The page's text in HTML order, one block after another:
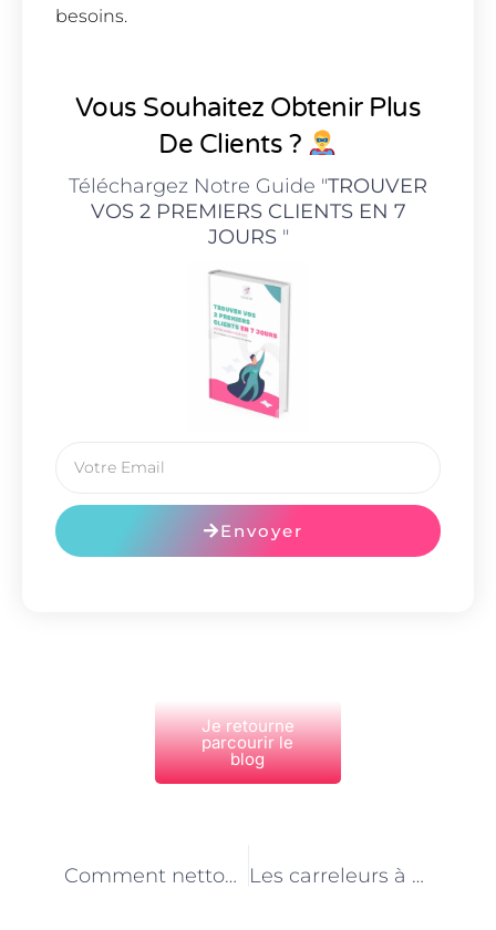
besoins.
Vous Souhaitez Obtenir Plus
De Clients ?
Téléchargez Notre Guide "TROUVER
VOS 2 PREMIERS CLIENTS EN 7
JOURS"
Envoyer
Je retourne
parcourir le
blog
Comment nettoyer facilement les carreaux à Paris ? Les carreleurs à Paris qui offrent des devis gratuits